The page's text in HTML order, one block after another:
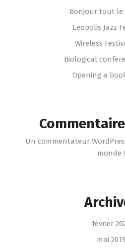
Bonjour tout le
Leopolis Jazz
Wireless
Biological
Opening a
Un commentateur
monde !
février
mai 2019